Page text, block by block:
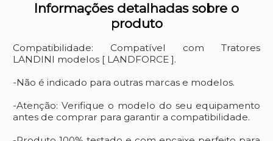
Informações detalhadas sobre o
produto
Compatibilidade: Compatível com Tratores
LANDINI modelos [ LANDFORCE ].
-Não é indicado para outras marcas e modelos.
-Atenção: Verifique o modelo do seu equipamento
antes de comprar para garantir a compatibilidade.